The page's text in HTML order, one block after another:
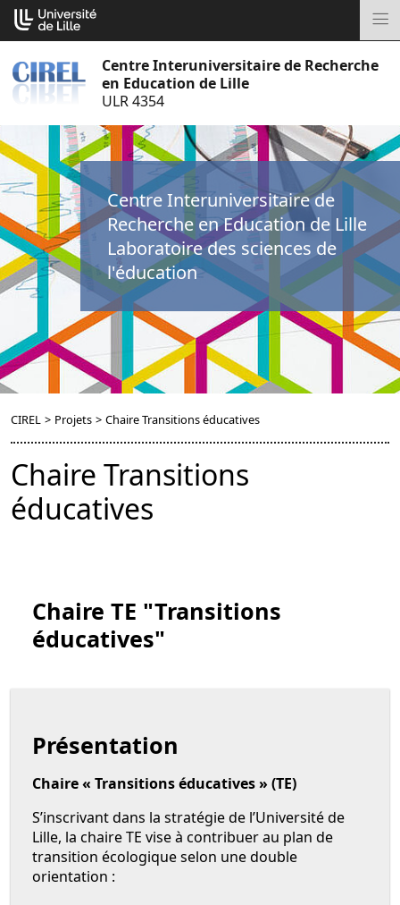
Aller
au
Centre Interuniversitaire de Recherche
en Education de Lille
ULR 4354
Centre Interuniversitaire de
Recherche en Education de Lille
Laboratoire des sciences de
l'éducation
CIREL > Projets > Chaire Transitions éducatives
Chaire Transitions
éducatives
Chaire TE "Transitions
éducatives"
Présentation
Chaire « Transitions éducatives » (TE)
S’inscrivant dans la stratégie de l’Université de
Lille, la chaire TE vise à contribuer au plan de
transition écologique selon une double
orientation :
Cookies management panel